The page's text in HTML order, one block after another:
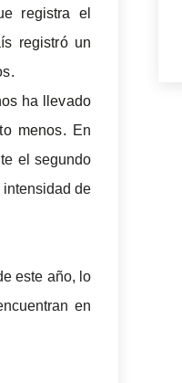
registra el
registró un
ha llevado
menos. En
el segundo
de
este año, lo
en